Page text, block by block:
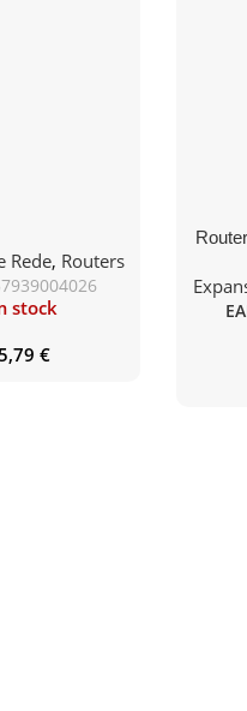
Rede, Routers
stock
€